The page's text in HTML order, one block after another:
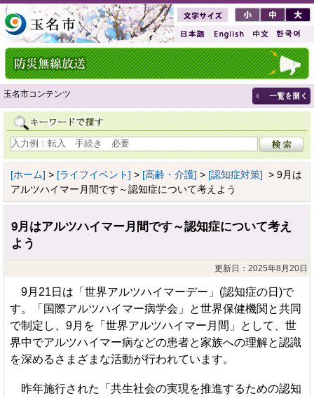
玉名市コンテンツ
[ホーム] > [ライフイベント] > [高齢・介護] > [認知症対策] > 9月は
アルツハイマー月間です～認知症について考えよう
9月はアルツハイマー月間です～認知症について考え
よう
更新日：2025年8月20日
9月21日は「世界アルツハイマーデー」(認知症の日)で
す。「国際アルツハイマー病学会」と世界保健機関と共同
で制定し、9月を「世界アルツハイマー月間」として、世
界中でアルツハイマー病などの患者と家族への理解と認識
を深めるさまざまな活動が行われています。
昨年施行された「共生社会の実現を推進するための認知